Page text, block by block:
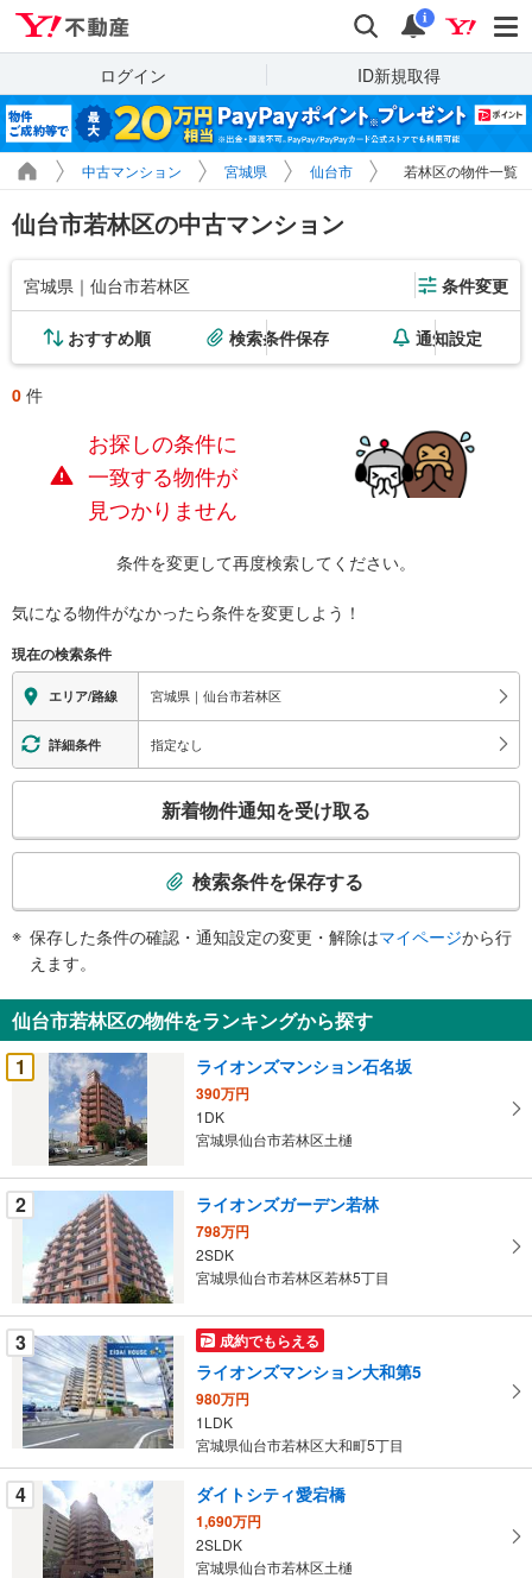
検索 通知
i
ログイン ID新規取得
中古マンション 宮城県 仙台市 若林区の物件一覧
仙台市若林区の中古マンション
宮城県｜仙台市若林区 条件変更
おすすめ順 検索条件保存 通知設定
0 件
お探しの条件に
一致する物件が
見つかりません
条件を変更して再度検索してください。
気になる物件がなかったら条件を変更しよう！
現在の検索条件
エリア/路線 宮城県｜仙台市若林区
詳細条件 指定なし
検
知
を
受
け
条
件
マ
イ
ペ
ー
ジ
に
保
存
す
る
新着物件通知を受け取る
検索条件を保存する
保存した条件の確認・通知設定の変更・解除はマイページから行
えます。
仙台市若林区の物件をランキングから探す
1
ライオンズマンション石名坂
390万円
1DK
宮城県仙台市若林区土樋
2 ライオンズガーデン若林
798万円
2SDK
宮城県仙台市若林区若林5丁目
3 成約でもらえる
ライオンズマンション大和第5
980万円
1LDK
宮城県仙台市若林区大和町5丁目
4 ダイトシティ愛宕橋
1,690万円
2SLDK
宮城県仙台市若林区土樋